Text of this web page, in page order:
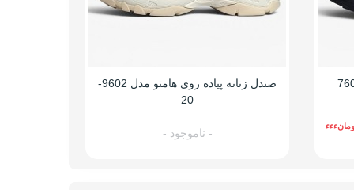
صندل زنانه پیاده روی هامتو مدل 9602-
20
- ناموجود -